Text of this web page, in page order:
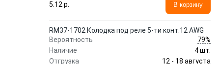
5.12 p.
В корзину
RM37-1702 Колодка под реле 5-ти конт.12 AWG
Вероятность
79%
Наличие
4 шт.
Отгрузка
12 - 18 августа